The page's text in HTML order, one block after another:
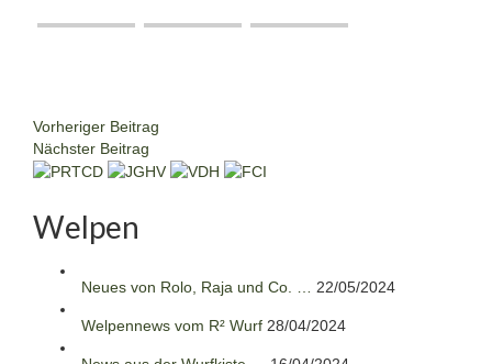
Vorheriger Beitrag
Nächster Beitrag
Welpen
Neues von Rolo, Raja und Co. … 22/05/2024
Welpennews vom R² Wurf 28/04/2024